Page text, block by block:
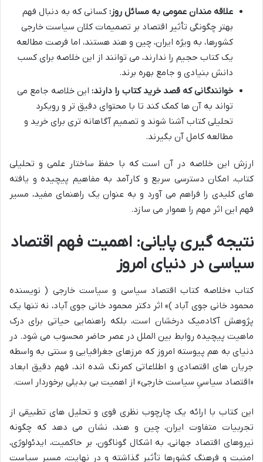
علاقه مندان عمومی به مسائل روز: کسانی که به دنبال فهم
بهتر چگونگی تأثیر اقتصاد بر تصمیمات کلان سیاست خارجی
کشورها، به ویژه ایران، چین و هند هستند، اما فرصت مطالعه
یک کتاب حجیم را ندارند، می توانند از این خلاصه برای کسب
دانش بنیادی و جامع بهره برند.
خوانندگانی که قصد خرید کتاب را دارند: این خلاصه جامع می
تواند به آن ها کمک کند تا با محتوای دقیق تر و رویکرد
تحلیلی کتاب آشنا شوند و تصمیم آگاهانه تری برای خرید و
مطالعه کامل آن بگیرند.
ارزش این خلاصه در آن است که با حفظ ساختار علمی و تحلیلی
کتاب، امکان دسترسی سریع و کارآمد به مفاهیم پیچیده و یافته
های کلیدی را فراهم می آورد و به عنوان یک راهنمای مفید، مسیر
فهم این اثر مهم را هموار می سازد.
نتیجه گیری پایانی: اهمیت فهم اقتصاد
سیاسی در دنیای امروز
کتاب «خلاصه کتاب اقتصاد سیاسی و سیاست خارجی ( نویسنده
محمود خانی جوی آباد )» اثر دکتر محمود خانی جوی آباد، نه تنها یک
پژوهش آکادمیک درخشان است، بلکه راهنمایی حیاتی برای درک
ماهیت پیچیده روابط بین الملل در عصر حاضر محسوب می شود. در
دنیای به هم پیوسته امروز که مرزهای جغرافیایی و سنتی به واسطه
جریان های اقتصادی و اطلاعاتی کمرنگ شده اند، فهم دقیق ابعاد
«اقتصاد سیاسیِ سیاست خارجی» از اهمیت بی بدیلی برخوردار است.
این کتاب با ارائه یک چارچوب نظری قوی و تحلیل های تطبیقی از
تجربیات متفاوت ایران، چین و هند، نشان می دهد که چگونه
نیروهای اقتصاد جهانی، به اشکال گوناگون، بر حاکمیت، ایدئولوژی،
امنیت و فرهنگ کشورها تأثیر گذاشته و در نهایت، مسیر سیاست